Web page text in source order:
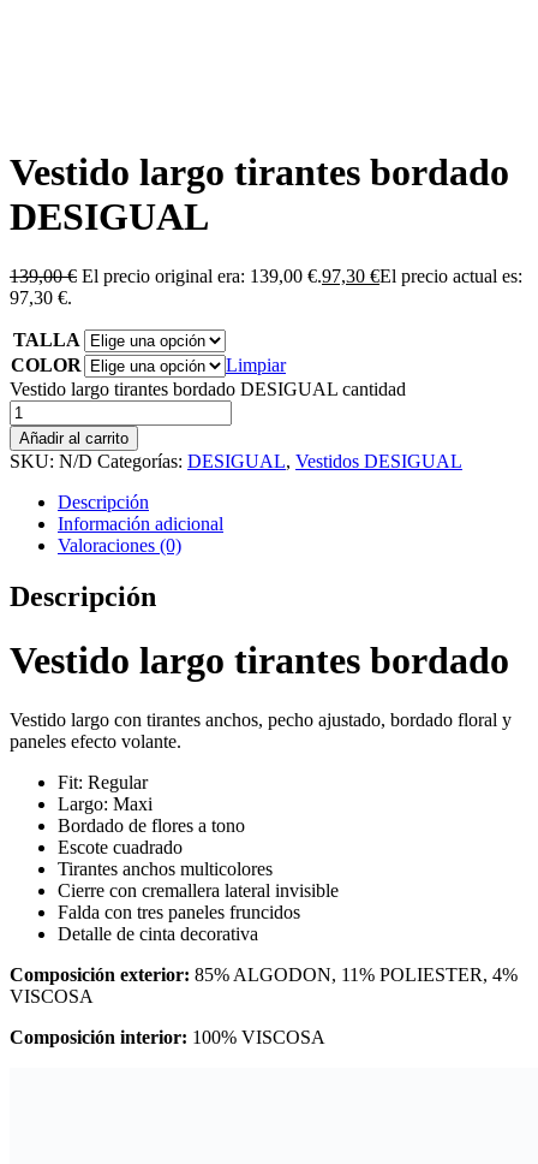
Vestido largo tirantes bordado
DESIGUAL
139,00€ El precio original era: 139,00 €.97,30 €El precio actual es:
97,30 €.
TALLA
COLOR
Limpiar
Vestido largo tirantes bordado DESIGUAL cantidad
Añadir al carrito
SKU: N/D Categorías: DESIGUAL, Vestidos DESIGUAL
Descripción
Información adicional
Valoraciones (0)
Descripción
Vestido largo tirantes bordado
Vestido largo con tirantes anchos, pecho ajustado, bordado floral y
paneles efecto volante.
Fit: Regular
Largo: Maxi
Bordado de flores a tono
Escote cuadrado
Tirantes anchos multicolores
Cierre con cremallera lateral invisible
Falda con tres paneles fruncidos
Detalle de cinta decorativa
Composición exterior: 85% ALGODON, 11% POLIESTER, 4%
VISCOSA
Composición interior: 100% VISCOSA